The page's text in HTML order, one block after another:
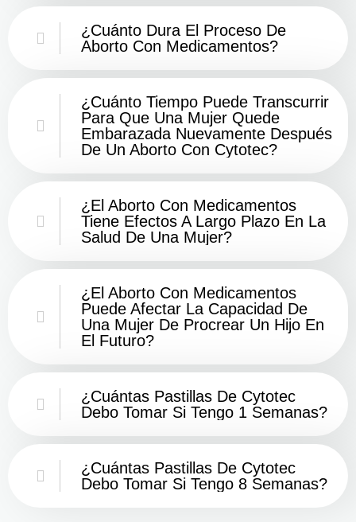
¿Cuánto Dura El Proceso De
Aborto Con Medicamentos?
¿Cuánto Tiempo Puede Transcurrir
Para Que Una Mujer Quede
Embarazada Nuevamente Después
De Un Aborto Con Cytotec?
¿El Aborto Con Medicamentos
Tiene Efectos A Largo Plazo En La
Salud De Una Mujer?
¿El Aborto Con Medicamentos
Puede Afectar La Capacidad De
Una Mujer De Procrear Un Hijo En
El Futuro?
¿Cuántas Pastillas De Cytotec
Debo Tomar Si Tengo 1 Semanas?
¿Cuántas Pastillas De Cytotec
Debo Tomar Si Tengo 8 Semanas?